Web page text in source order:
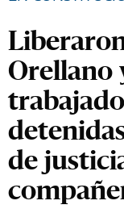
Orellano
de